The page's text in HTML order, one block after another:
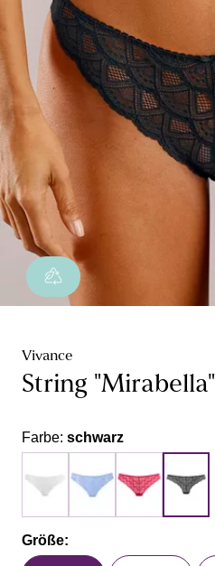
Vivance
String "Mirabella"
Farbe: schwarz
Größe: